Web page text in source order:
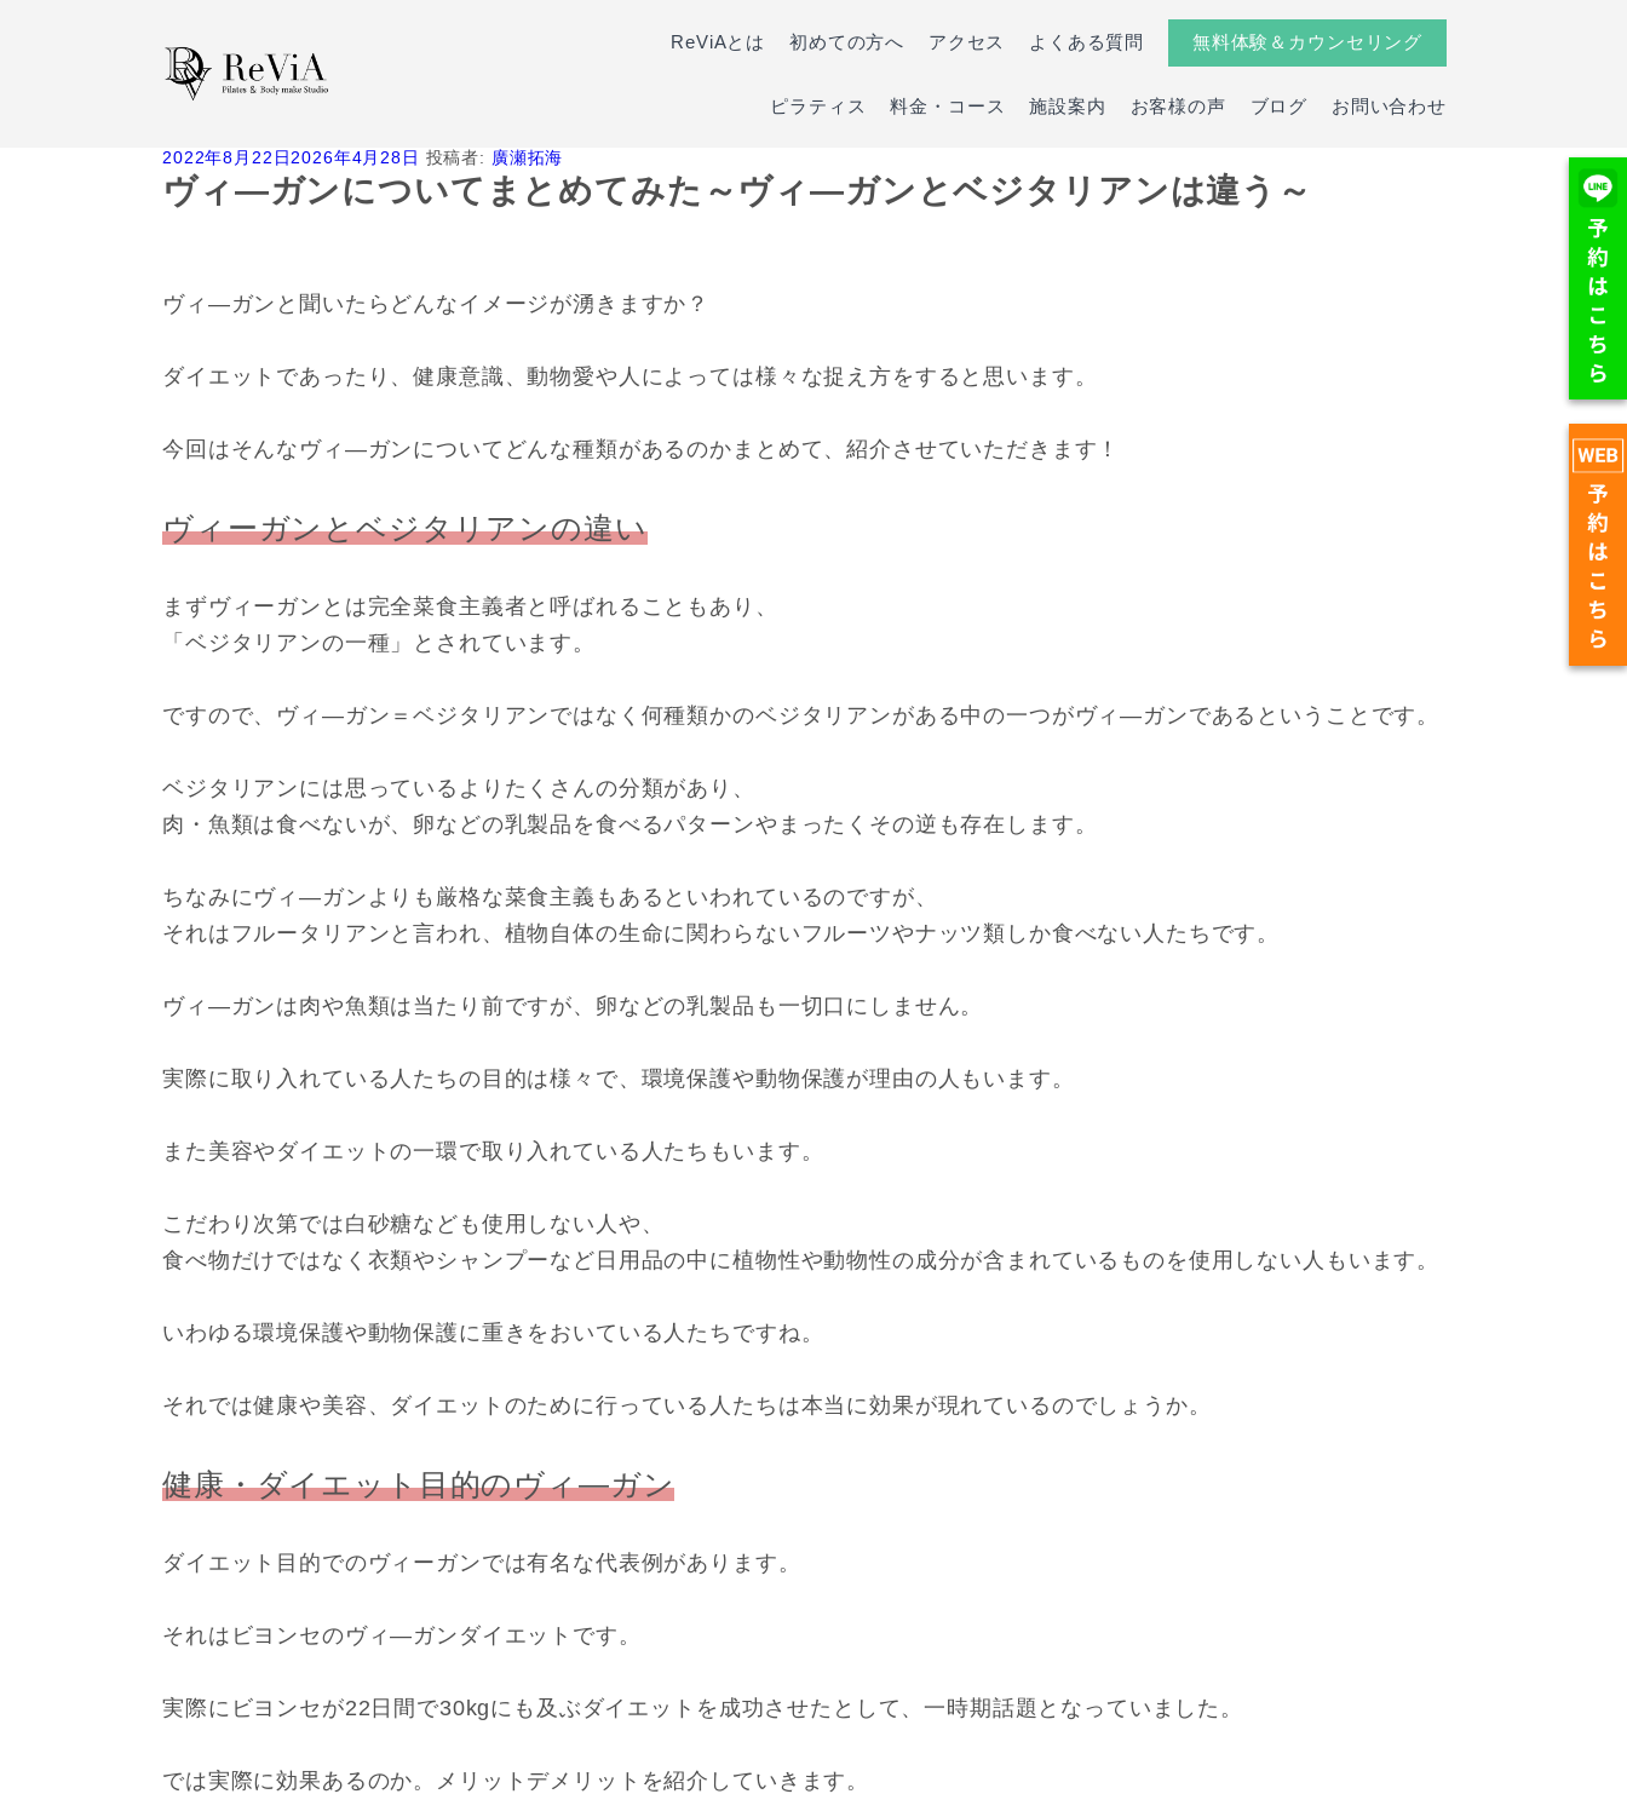
ReViAとは 初めての方へ アクセス よくある質問 無料体験＆カウンセリング
ピラティス 料金・コース 施設案内 お客様の声 ブログ お問い合わせ
投
稿
日:
2022年8月22日2026年4月28日 投稿者: 廣瀬拓海
ヴィ―ガンについてまとめてみた～ヴィ―ガンとベジタリアンは違う～
ヴィ―ガンと聞いたらどんなイメージが湧きますか？
ダイエットであったり、健康意識、動物愛や人によっては様々な捉え方をすると思います。
今回はそんなヴィ―ガンについてどんな種類があるのかまとめて、紹介させていただきます！
ヴィーガンとベジタリアンの違い
まずヴィーガンとは完全菜食主義者と呼ばれることもあり、
「ベジタリアンの一種」とされています。
ですので、ヴィ―ガン＝ベジタリアンではなく何種類かのベジタリアンがある中の一つがヴィ―ガンであるということです。
ベジタリアンには思っているよりたくさんの分類があり、
肉・魚類は食べないが、卵などの乳製品を食べるパターンやまったくその逆も存在します。
ちなみにヴィ―ガンよりも厳格な菜食主義もあるといわれているのですが、
それはフルータリアンと言われ、植物自体の生命に関わらないフルーツやナッツ類しか食べない人たちです。
ヴィ―ガンは肉や魚類は当たり前ですが、卵などの乳製品も一切口にしません。
実際に取り入れている人たちの目的は様々で、環境保護や動物保護が理由の人もいます。
また美容やダイエットの一環で取り入れている人たちもいます。
こだわり次第では白砂糖なども使用しない人や、
食べ物だけではなく衣類やシャンプーなど日用品の中に植物性や動物性の成分が含まれているものを使用しない人もいます。
いわゆる環境保護や動物保護に重きをおいている人たちですね。
それでは健康や美容、ダイエットのために行っている人たちは本当に効果が現れているのでしょうか。
健康・ダイエット目的のヴィ―ガン
ダイエット目的でのヴィーガンでは有名な代表例があります。
それはビヨンセのヴィ―ガンダイエットです。
実際にビヨンセが22日間で30kgにも及ぶダイエットを成功させたとして、一時期話題となっていました。
では実際に効果あるのか。メリットデメリットを紹介していきます。